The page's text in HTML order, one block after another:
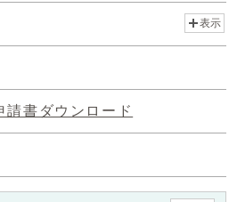
表示
請書ダウンロード